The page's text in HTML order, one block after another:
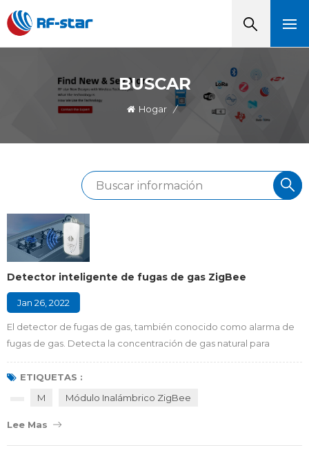
BUSCAR
Hogar /
Detector inteligente de fugas de gas ZigBee
Jan 26, 2022
El detector de fugas de gas, también conocido como alarma de
fugas de gas. Detecta la concentración de gas natural para
determinar si se ha producido una fuga de gas y emite una alarma
a través de un indicador luminoso y un zumbador de alto
decibelio. Un detector de gas ZigBee puede ser el puente y el
insustituible para todos los product...
ETIQUETAS :
M
Módulo Inalámbrico ZigBee
Lee Mas